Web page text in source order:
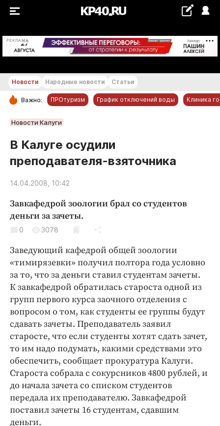
РЕКЛАМА +26...+27 °С
РУБРИКИ
Новости компаний
Статьи
Народные новости
Авто и транспорт
Благоустройство
Криминал
Недвижимость и ЖКХ
Образование
Общество
Погода
Праздники
Происшествия
Спорт
Экономика и бизнес
ПРОЕКТЫ
Блоги
Издания
Новости Народные новости Статьи
Важно: ПРОтуризм График отключений воды Клиника
Новости Калуги
В Калуге осудили
преподавателя-взяточника
14.04.2008, 10:42
Завкафедрой зоологии брал со студентов
деньги за зачеты.
0 3078
Заведующий кафедрой общей зоологии
«тимирязевки» получил полтора года условно
за то, что за деньги ставил студентам зачеты.
К завкафедрой обратилась староста одной из
групп первого курса заочного отделения с
вопросом о том, как студенты ее группы будут
сдавать зачеты. Преподаватель заявил
старосте, что если студенты хотят сдать зачет,
то им надо подумать, какими средствами это
обеспечить, сообщает прокуратура Калуги.
Староста собрала с сокурсников 4800 рублей, и
до начала зачета со списком студентов
передала их преподавателю. Завкафедрой
поставил зачеты 16 студентам, сдавшим
деньги.